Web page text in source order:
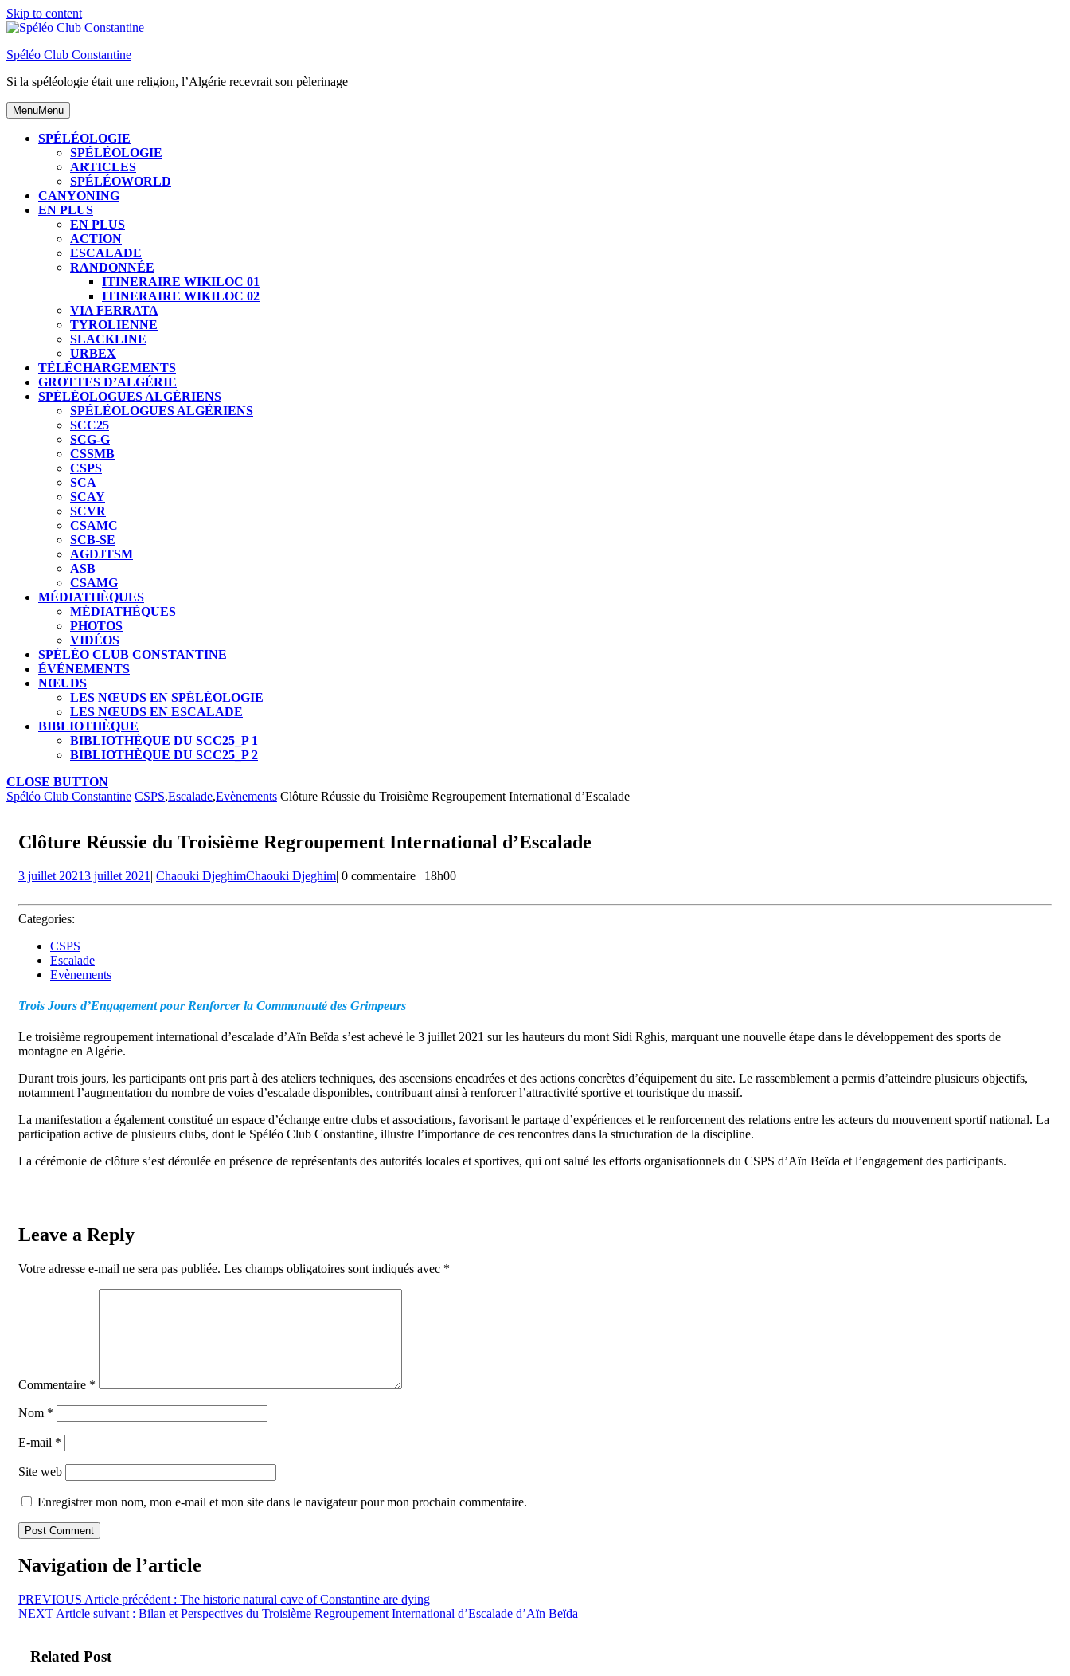
Skip to content
Spéléo Club Constantine
Si la spéléologie était une religion, l’Algérie recevrait son pèlerinage
MenuMenu
SPÉLÉOLOGIE
SPÉLÉOLOGIE
ARTICLES
SPÉLÉOWORLD
CANYONING
EN PLUS
EN PLUS
ACTION
ESCALADE
RANDONNÉE
ITINERAIRE WIKILOC 01
ITINERAIRE WIKILOC 02
VIA FERRATA
TYROLIENNE
SLACKLINE
URBEX
TÉLÉCHARGEMENTS
GROTTES D’ALGÉRIE
SPÉLÉOLOGUES ALGÉRIENS
SPÉLÉOLOGUES ALGÉRIENS
SCC25
SCG-G
CSSMB
CSPS
SCA
SCAY
SCVR
CSAMC
SCB-SE
AGDJTSM
ASB
CSAMG
MÉDIATHÈQUES
MÉDIATHÈQUES
PHOTOS
VIDÉOS
SPÉLÉO CLUB CONSTANTINE
ÉVÉNEMENTS
NŒUDS
LES NŒUDS EN SPÉLÉOLOGIE
LES NŒUDS EN ESCALADE
BIBLIOTHÈQUE
BIBLIOTHÈQUE DU SCC25_P 1
BIBLIOTHÈQUE DU SCC25_P 2
CLOSE BUTTON
Spéléo Club Constantine CSPS,Escalade,Evènements Clôture Réussie du Troisième Regroupement International d’Escalade
Clôture Réussie du Troisième Regroupement International d’Escalade
3 juillet 20213 juillet 2021 | Chaouki DjeghimChaouki Djeghim| 0 commentaire | 18h00
Categories:
CSPS
Escalade
Evènements
Trois Jours d’Engagement pour Renforcer la Communauté des Grimpeurs
Le troisième regroupement international d’escalade d’Aïn Beïda s’est achevé le 3 juillet 2021 sur les hauteurs du mont Sidi Rghis, marquant une nouvelle étape dans le développement des sports de
montagne en Algérie.
Durant trois jours, les participants ont pris part à des ateliers techniques, des ascensions encadrées et des actions concrètes d’équipement du site. Le rassemblement a permis d’atteindre plusieurs objectifs,
notamment l’augmentation du nombre de voies d’escalade disponibles, contribuant ainsi à renforcer l’attractivité sportive et touristique du massif.
La manifestation a également constitué un espace d’échange entre clubs et associations, favorisant le partage d’expériences et le renforcement des relations entre les acteurs du mouvement sportif national. La
participation active de plusieurs clubs, dont le Spéléo Club Constantine, illustre l’importance de ces rencontres dans la structuration de la discipline.
La cérémonie de clôture s’est déroulée en présence de représentants des autorités locales et sportives, qui ont salué les efforts organisationnels du CSPS d’Aïn Beïda et l’engagement des participants.
Leave a Reply
Votre adresse e-mail ne sera pas publiée. Les champs obligatoires sont indiqués avec *
Commentaire *
Nom *
E-mail *
Site web
Enregistrer mon nom, mon e-mail et mon site dans le navigateur pour mon prochain commentaire.
Navigation de l’article
PREVIOUS Article précédent : The historic natural cave of Constantine are dying
NEXT Article suivant : Bilan et Perspectives du Troisième Regroupement International d’Escalade d’Aïn Beïda
Related Post